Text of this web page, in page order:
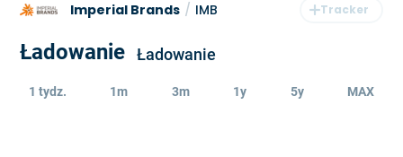
Imperial Brands / IMB
Ładowanie Ładowanie
1 tydz. 1m 3m 1y 5y MAX